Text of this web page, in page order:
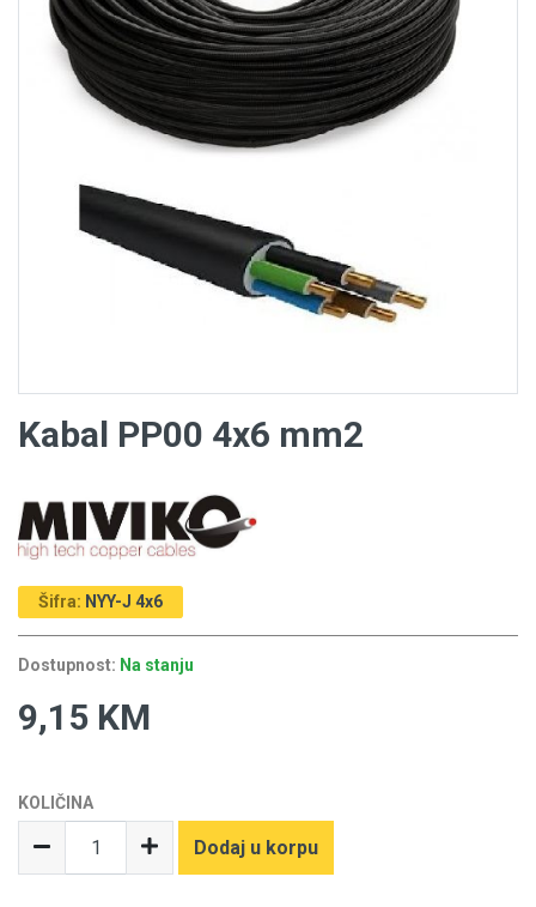
Kabal PP00 4x6 mm2
Šifra: NYY-J 4x6
Dostupnost: Na stanju
9,15 KM
KOLIČINA
Dodaj u korpu